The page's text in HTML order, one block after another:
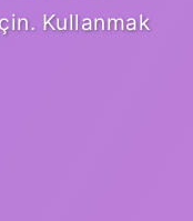
Kullanmak